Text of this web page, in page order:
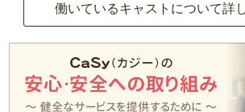
働いているキャストについて詳